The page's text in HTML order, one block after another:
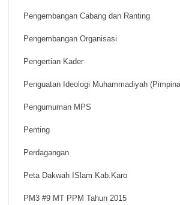
Pengembangan Cabang dan Ranting
Pengembangan Organisasi
Pengertian Kader
Penguatan Ideologi Muhammadiyah
Pengumuman MPS
Penting
Perdagangan
Peta Dakwah ISlam Kab.Karo
PM3 #9 MT PPM Tahun 2015